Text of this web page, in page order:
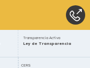
Transparencia Activa
Ley de Transparencia
OIRS